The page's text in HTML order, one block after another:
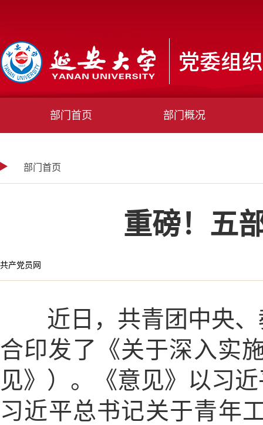
部门首页 部门概况
部门首页
重磅！五
共产党员网
近日，共青团中央、
合印发了《关于深入实
见》）。《意见》以习
习近平总书记关于青年